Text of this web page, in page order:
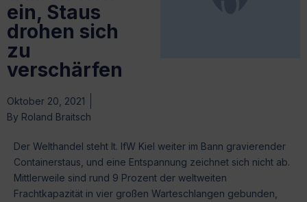
ein, Staus
drohen sich
zu
verschärfen
Oktober 20, 2021
By Roland Braitsch
Der Welthandel steht lt. IfW Kiel weiter im Bann gravierender
Containerstaus, und eine Entspannung zeichnet sich nicht ab.
Mittlerweile sind rund 9 Prozent der weltweiten
Frachtkapazität in vier großen Warteschlangen gebunden,